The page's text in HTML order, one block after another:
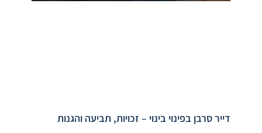
דייר סרבן בפינוי בינוי – זכויות, תביעה והגנות